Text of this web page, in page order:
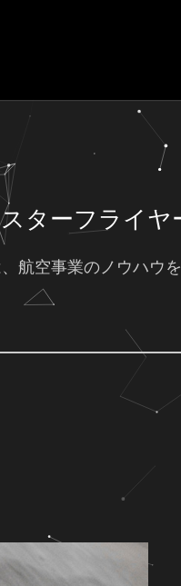
スターフライヤ
航空事業のノウハウ